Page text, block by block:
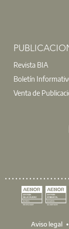
estreno en
Revista BIA
Boletín
Venta de
Aviso legal